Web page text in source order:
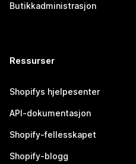
Butikkadministrasjon
Ressurser
Shopifys hjelpesenter
API-dokumentasjon
Shopify-fellesskapet
Shopify-blogg